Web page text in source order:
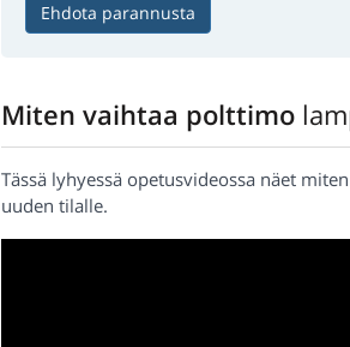
Ehdota parannusta
Miten vaihtaa polttimo
Tässä lyhyessä opetusvideossa näet
uuden tilalle.